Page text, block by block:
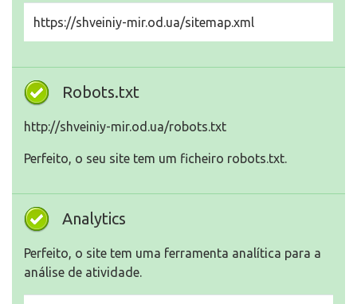
https://shveiniy-mir.od.ua/sitemap.xml
Robots.txt
http://shveiniy-mir.od.ua/robots.txt
Perfeito, o seu site tem um ficheiro robots.txt.
Analytics
Perfeito, o site tem uma ferramenta analítica para a
análise de atividade.